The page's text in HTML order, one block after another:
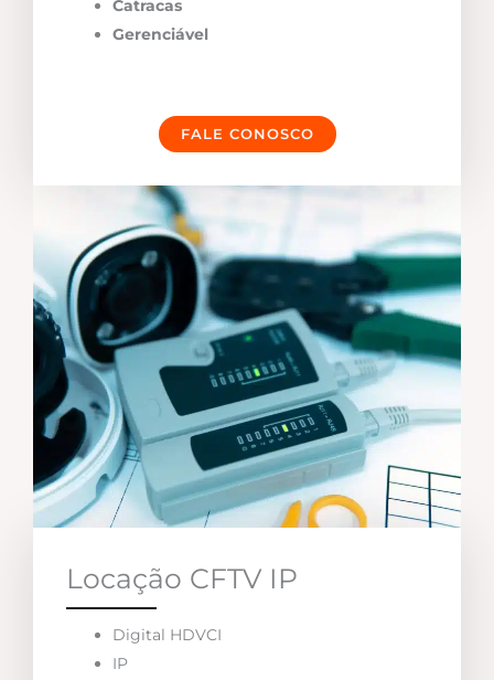
Catracas
Gerenciável
FALE CONOSCO
Locação CFTV IP
Digital HDVCI
IP